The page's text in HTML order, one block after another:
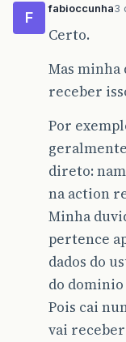
F
fabioccunha3
Certo.
Mas minha
receber
Por
direto:
na action
Minha
pertence
dados do
do
Pois cai
vai